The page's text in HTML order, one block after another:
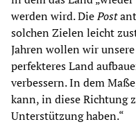
werden wird. DiePost
solchen Zielen leicht
Jahren wollen wir
perfekteres Land
verbessern. In dem
kann, in diese Richtung
Unterstützung haben.“